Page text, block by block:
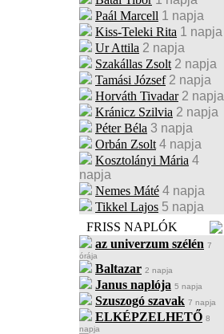
Paál Marcell 1 napja
Kiss-Teleki Rita 1 napja
Ur Attila 2 napja
Szakállas Zsolt 2 napja
Tamási József 2 napja
Horváth Tivadar 2 napja
Kránicz Szilvia 2 napja
Péter Béla 3 napja
Orbán Zsolt 4 napja
Kosztolányi Mária 4
napja
Nemes Máté 4 napja
Tikkel Lajos 5 napja
FRISS NAPLÓK
az univerzum szélén 7
órája
Baltazar 2 napja
Janus naplója 5 napja
Szuszogó szavak 7 napja
ELKÉPZELHETŐ 8
napja